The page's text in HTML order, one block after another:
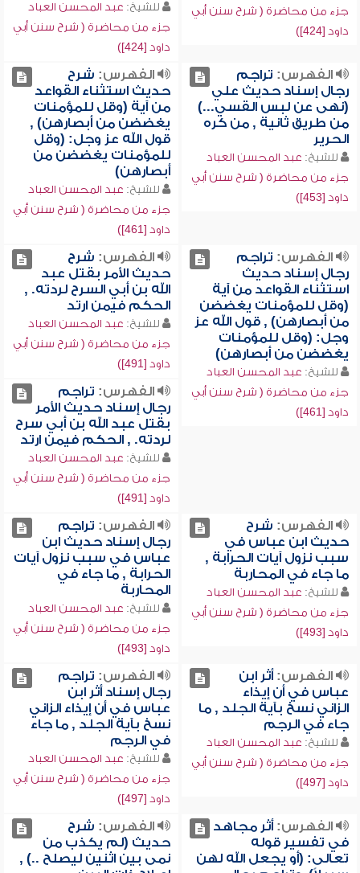
جزء من محاضرة ( شرح سنن أبي
داود [424])
للشيخ: عبد المحسن العباد
جزء من محاضرة ( شرح سنن أبي
داود [424])
الفهرس: تراجم
رجال إسناد حديث علي
(نهى عن لبس القسي...)
من طريق ثانية , من كره
الحرير
للشيخ: عبد المحسن العباد
جزء من محاضرة ( شرح سنن أبي
داود [453])
الفهرس: شرح
حديث استثناء القواعد
من آية (وقل للمؤمنات
يغضضن من أبصارهن) ,
قول الله عز وجل: (وقل
للمؤمنات يغضضن من
أبصارهن)
للشيخ: عبد المحسن العباد
جزء من محاضرة ( شرح سنن أبي
داود [461])
الفهرس: تراجم
رجال إسناد حديث
استثناء القواعد من آية
(وقل للمؤمنات يغضضن
من أبصارهن) , قول الله عز
وجل: (وقل للمؤمنات
يغضضن من أبصارهن)
للشيخ: عبد المحسن العباد
جزء من محاضرة ( شرح سنن أبي
داود [461])
الفهرس: شرح
حديث الأمر بقتل عبد
الله بن أبي السرح لردته. ,
الحكم فيمن ارتد
للشيخ: عبد المحسن العباد
جزء من محاضرة ( شرح سنن أبي
داود [491])
الفهرس: تراجم
رجال إسناد حديث الأمر
بقتل عبد الله بن أبي سرح
لردته. , الحكم فيمن ارتد
للشيخ: عبد المحسن العباد
جزء من محاضرة ( شرح سنن أبي
داود [491])
الفهرس: شرح
حديث ابن عباس في
سبب نزول آيات الحرابة ,
ما جاء في المحاربة
للشيخ: عبد المحسن العباد
جزء من محاضرة ( شرح سنن أبي
داود [493])
الفهرس: تراجم
رجال إسناد حديث ابن
عباس في سبب نزول آيات
الحرابة , ما جاء في
المحاربة
للشيخ: عبد المحسن العباد
جزء من محاضرة ( شرح سنن أبي
داود [493])
الفهرس:أثر ابن
عباس في أن إيذاء
الزاني نسخ بآية الجلد , ما
جاء في الرجم
للشيخ: عبد المحسن العباد
جزء من محاضرة ( شرح سنن أبي
داود [497])
الفهرس: تراجم
رجال إسناد أثر ابن
عباس في أن إيذاء الزاني
نسخ بآية الجلد , ما جاء
في الرجم
للشيخ: عبد المحسن العباد
جزء من محاضرة ( شرح سنن أبي
داود [497])
الفهرس:أثر مجاهد
في تفسير قوله
تعالى: (أو يجعل الله لهن
الفهرس: شرح
حديث (لم يكذب من
نمى بين اثنين ليصلح ..) ,